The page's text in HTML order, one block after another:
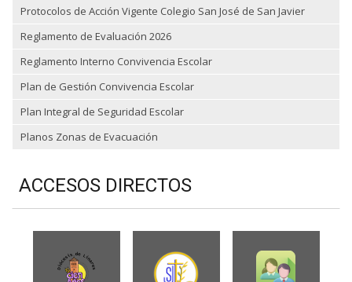
Protocolos de Acción Vigente Colegio San José de San Javier
Reglamento de Evaluación 2026
Reglamento Interno Convivencia Escolar
Plan de Gestión Convivencia Escolar
Plan Integral de Seguridad Escolar
Planos Zonas de Evacuación
ACCESOS DIRECTOS